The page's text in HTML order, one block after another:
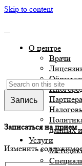
Skip to content
О центре
Врачи
данных
Услуги
Запись
Записаться на прием
Изменить